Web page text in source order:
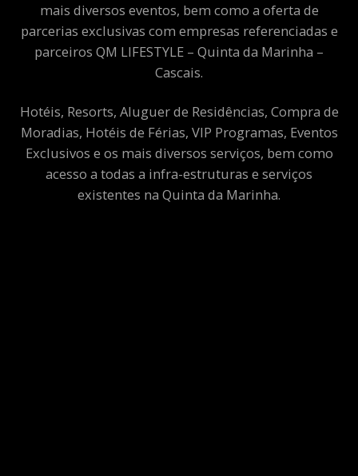
mais diversos eventos, bem como a oferta de
parcerias exclusivas com empresas referenciadas e
parceiros QM LIFESTYLE – Quinta da Marinha –
Cascais.
Hotéis, Resorts, Aluguer de Residências, Compra de
Moradias, Hotéis de Férias, VIP Programas, Eventos
Exclusivos e os mais diversos serviços, bem como
acesso a todas a infra-estruturas e serviços
existentes na Quinta da Marinha.